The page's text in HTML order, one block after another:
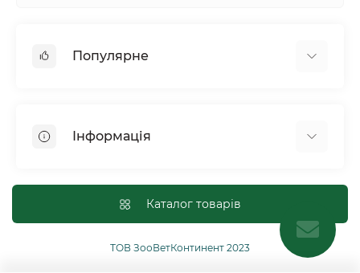
Популярне
Птахи
Рептилії
Сільськогосподарські тварини та птахи
Інформація
Оплата і доставка
Політика конфіденційності
Публічна угода
Каталог товарів
ТОВ ЗооВетКонтинент 2023